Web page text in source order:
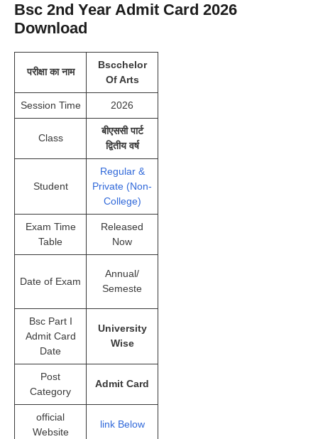
Bsc 2nd Year Admit Card 2026
Download
परीक्षा का नाम
Bscchelor
Of Arts
Session Time 2026
Class
बीएससी पार्ट
द्वितीय वर्ष
Student
Regular &
Private (Non-
College)
Exam Time
Table
Released
Now
Date of Exam
Annual/
Semeste
Bsc Part I
Admit Card
Date
University
Wise
Post
Category
Admit Card
official
Website
link Below